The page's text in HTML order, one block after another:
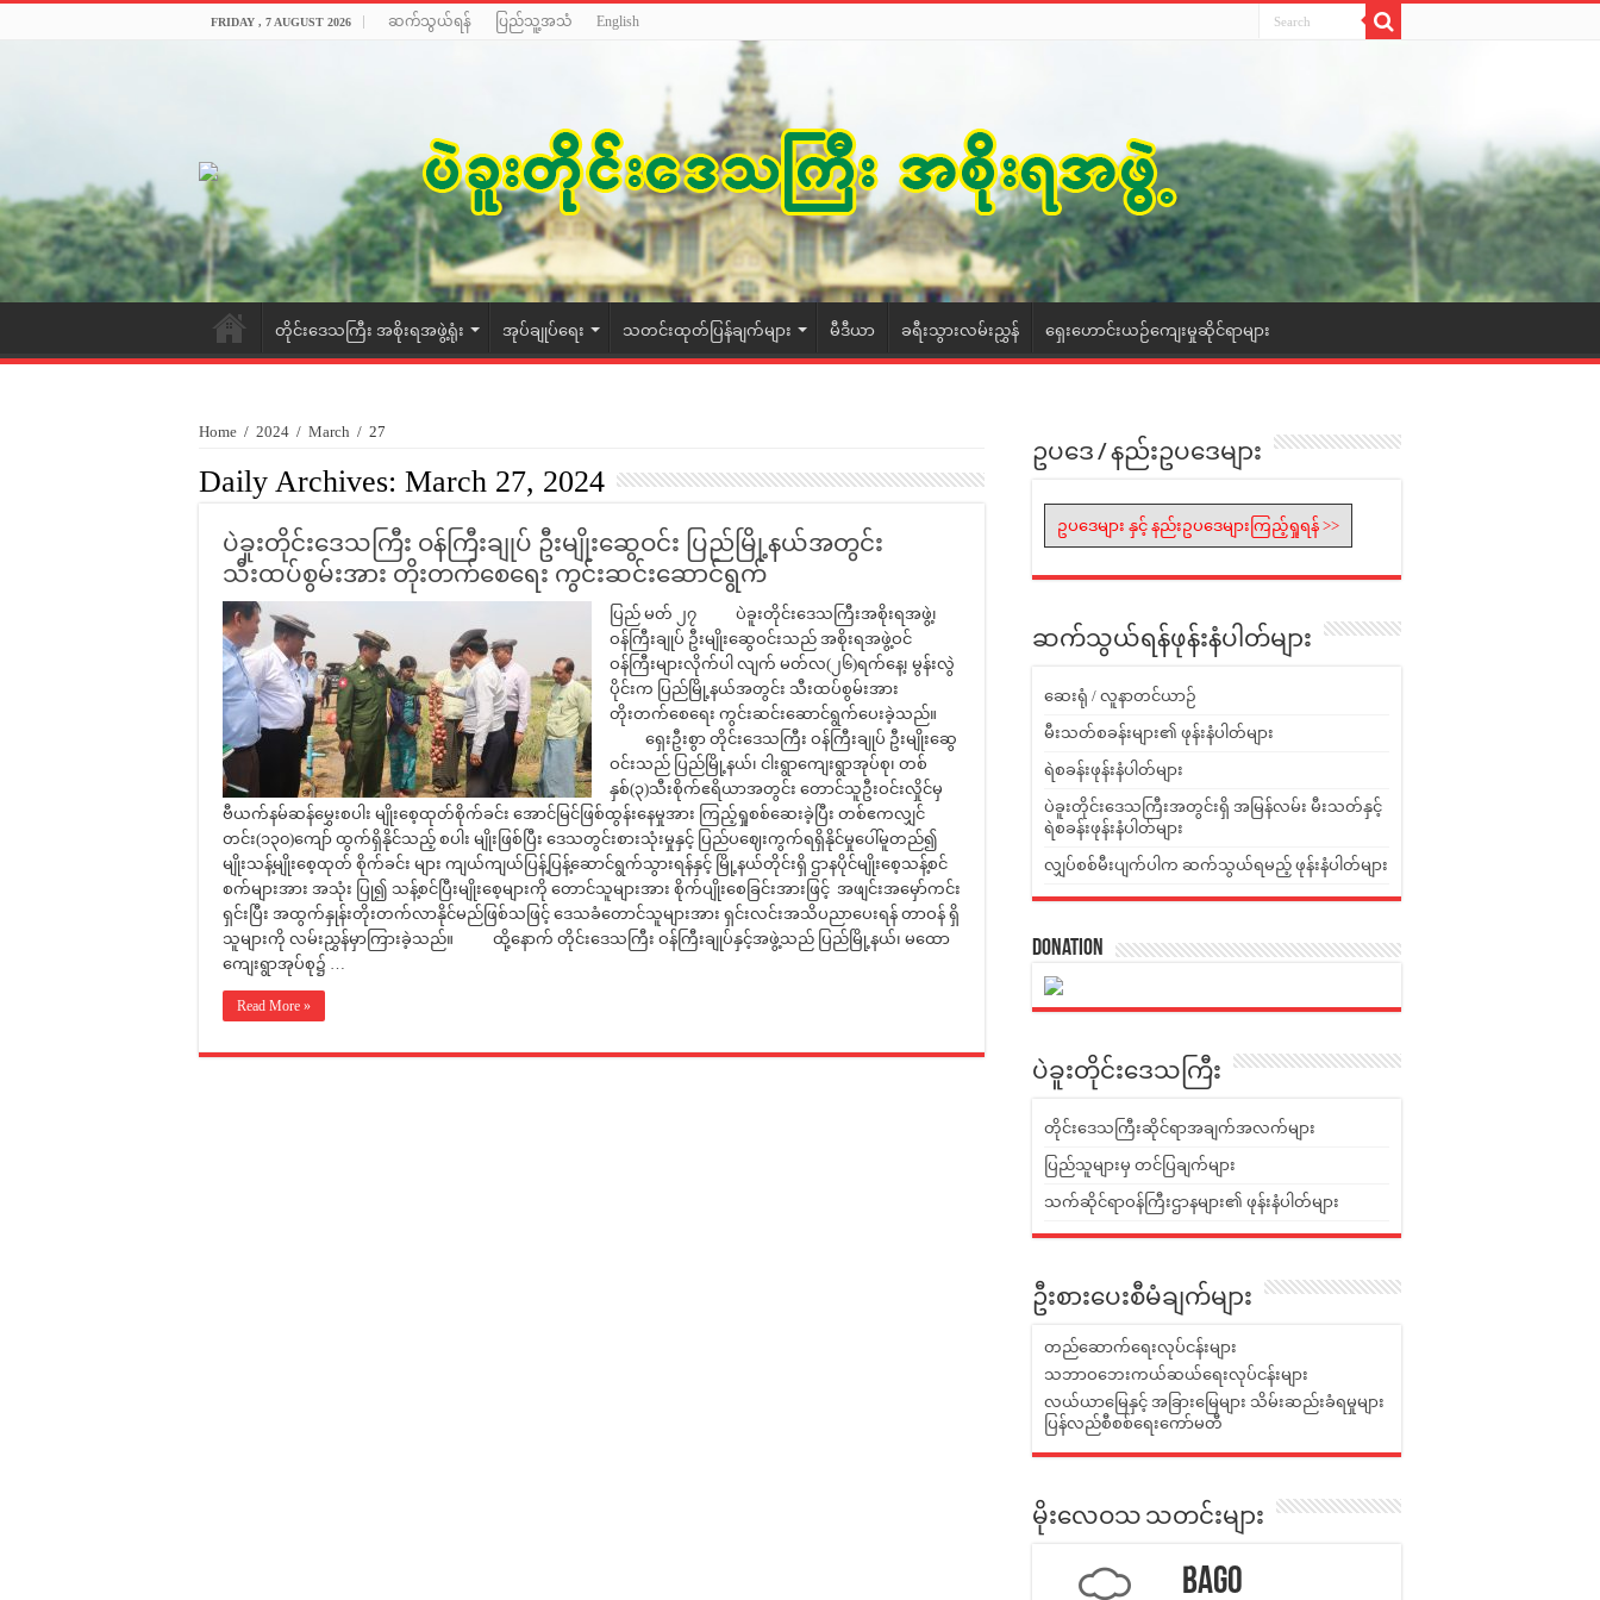
FRIDAY , 7 AUGUST 2026 ဆက်သွယ်ရန် ပြည်သူ့အသံ English
တိုင်းဒေသကြီး အစိုးရအဖွဲ့ရုံး အုပ်ချုပ်ရေး သတင်းထုတ်ပြန်ချက်များ မီဒီယာ ခရီးသွားလမ်းညွှန် ရှေးဟောင်းယဉ်ကျေးမှုဆိုင်ရာများ
Home / 2024 / March / 27
Daily Archives: March 27, 2024
ပဲခူးတိုင်းဒေသကြီး ဝန်ကြီးချုပ် ဦးမျိုးဆွေဝင်း ပြည်မြို့နယ်အတွင်း
သီးထပ်စွမ်းအား တိုးတက်စေရေး ကွင်းဆင်းဆောင်ရွက်
ပြည် မတ် ၂၇ ပဲခူးတိုင်းဒေသကြီးအစိုးရအဖွဲ့၊
ဝန်ကြီးချုပ် ဦးမျိုးဆွေဝင်းသည် အစိုးရအဖွဲ့ဝင်
ဝန်ကြီးများလိုက်ပါ လျက် မတ်လ(၂၆)ရက်နေ့၊ မွန်းလွဲ
ပိုင်းက ပြည်မြို့နယ်အတွင်း သီးထပ်စွမ်းအား
တိုးတက်စေရေး ကွင်းဆင်းဆောင်ရွက်ပေးခဲ့သည်။
ရှေးဦးစွာ တိုင်းဒေသကြီး ဝန်ကြီးချုပ် ဦးမျိုးဆွေ
ဝင်းသည် ပြည်မြို့နယ်၊ ငါးရွာကျေးရွာအုပ်စု၊ တစ်
နှစ်(၃)သီးစိုက်ဧရိယာအတွင်း တောင်သူဦးဝင်းလှိုင်မှ
ဗီယက်နမ်ဆန်မွှေးစပါး မျိုးစေ့ထုတ်စိုက်ခင်း အောင်မြင်ဖြစ်ထွန်းနေမှုအား ကြည့်ရှုစစ်ဆေးခဲ့ပြီး တစ်ဧကလျှင်
တင်း(၁၃၀)ကျော် ထွက်ရှိနိုင်သည့် စပါး မျိုးဖြစ်ပြီး ဒေသတွင်းစားသုံးမှုနှင့် ပြည်ပဈေးကွက်ရရှိနိုင်မှုပေါ်မူတည်၍
မျိုးသန့်မျိုးစေ့ထုတ် စိုက်ခင်း များ ကျယ်ကျယ်ပြန့်ပြန့်ဆောင်ရွက်သွားရန်နှင့် မြို့နယ်တိုင်းရှိ ဌာနပိုင်မျိုးစေ့သန့်စင်
စက်များအား အသုံး ပြု၍ သန့်စင်ပြီးမျိုးစေ့များကို တောင်သူများအား စိုက်ပျိုးစေခြင်းအားဖြင့် အဖျင်းအမှော်ကင်း
ရှင်းပြီး အထွက်နှုန်းတိုးတက်လာနိုင်မည်ဖြစ်သဖြင့် ဒေသခံတောင်သူများအား ရှင်းလင်းအသိပညာပေးရန် တာဝန် ရှိ
သူများကို လမ်းညွှန်မှာကြားခဲ့သည်။ ထို့နောက် တိုင်းဒေသကြီး ဝန်ကြီးချုပ်နှင့်အဖွဲ့သည် ပြည်မြို့နယ်၊ မထော
ကျေးရွာအုပ်စု၌ …
Read More »
ဥပဒေ / နည်းဥပဒေများ
ဥပဒေများ နှင့် နည်းဥပဒေများကြည့်ရှုရန် >>
ဆက်သွယ်ရန်ဖုန်းနံပါတ်များ
ဆေးရုံ / လူနာတင်ယာဉ်
မီးသတ်စခန်းများ၏ ဖုန်းနံပါတ်များ
ရဲစခန်းဖုန်းနံပါတ်များ
ပဲခူးတိုင်းဒေသကြီးအတွင်းရှိ အမြန်လမ်း မီးသတ်နှင့်
ရဲစခန်းဖုန်းနံပါတ်များ
လျှပ်စစ်မီးပျက်ပါက ဆက်သွယ်ရမည့် ဖုန်းနံပါတ်များ
Donation
ပဲခူးတိုင်းဒေသကြီး
တိုင်းဒေသကြီးဆိုင်ရာအချက်အလက်များ
ပြည်သူများမှ တင်ပြချက်များ
သက်ဆိုင်ရာဝန်ကြီးဌာနများ၏ ဖုန်းနံပါတ်များ
ဦးစားပေးစီမံချက်များ
တည်ဆောက်ရေးလုပ်ငန်းများ
သဘာဝဘေးကယ်ဆယ်ရေးလုပ်ငန်းများ
လယ်ယာမြေနှင့် အခြားမြေများ သိမ်းဆည်းခံရမှုများ
ပြန်လည်စီစစ်ရေးကော်မတီ
မိုးလေဝသ သတင်းများ
Bago